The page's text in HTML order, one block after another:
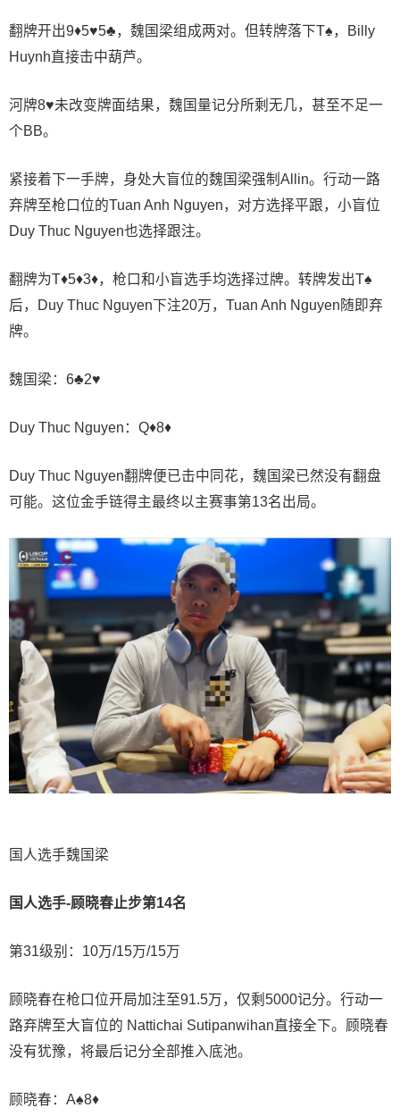
翻牌开出9♦5♥5♣，魏国梁组成两对。但转牌落下T♠️，Billy
Huynh直接击中葫芦。
河牌8♥️未改变牌面结果，魏国量记分所剩无几，甚至不足一
个BB。
紧接着下一手牌，身处大盲位的魏国梁强制Allin。行动一路
弃牌至枪口位的Tuan Anh Nguyen，对方选择平跟，小盲位
Duy Thuc Nguyen也选择跟注。
翻牌为T♦5♦3♦，枪口和小盲选手均选择过牌。转牌发出T♠️
后，Duy Thuc Nguyen下注20万，Tuan Anh Nguyen随即弃
牌。
魏国梁：6♣2♥
Duy Thuc Nguyen：Q♦8♦
Duy Thuc Nguyen翻牌便已击中同花，魏国 梁已然没有翻盘
可能。这位金手链得主最终以主赛事第13名出局。
国人选手魏国 梁
国人选手-顾晓春止步第14名
第31级别：10万/15万/15万
顾晓春在枪口位开局加注至91.5万，仅剩5000记分。行动一
路弃牌至大盲位的 Nattichai Sutipanwihan直接全下。顾晓春
没有犹豫，将最后记分全部推入底池。
顾晓春：A♠️8♦️